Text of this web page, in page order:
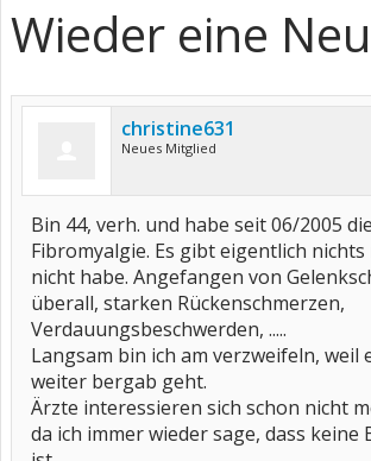
Wieder eine
christine631
Neues Mitglied
Bin 44, verh. und habe seit 06/2005
Fibromyalgie. Es gibt eigentlich nichts
nicht habe. Angefangen von
überall, starken Rückenschmerzen,
Verdauungsbeschwerden, .....
Langsam bin ich am verzweifeln, weil
weiter bergab geht.
Ärzte interessieren sich schon nicht
da ich immer wieder sage, dass keine